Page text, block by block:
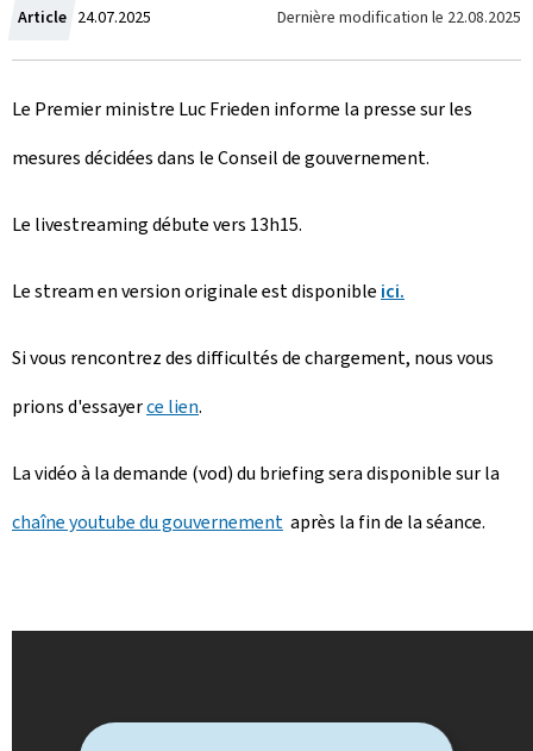
Article C
r
é
e
24.07.2025 Dernière modification le 22.08.2025
Le Premier ministre Luc Frieden informe la presse sur les
mesures décidées dans le Conseil de gouvernement.
Le livestreaming débute vers 13h15.
Le stream en version originale est disponible ici.
Si vous rencontrez des difficultés de chargement, nous vous
prions d'essayerce lien.
La vidéo à la demande (vod) du briefing sera disponible sur la
chaîne youtube du gouvernement après la fin de la séance.